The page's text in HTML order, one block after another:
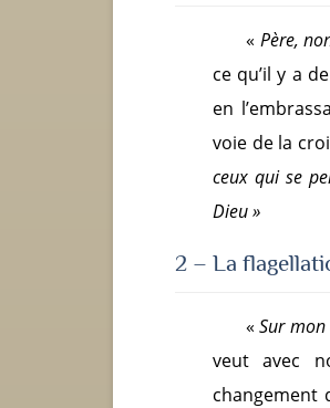
« Père,
ce qu’il y a
en
voie de la
ceux qui se
Dieu »
2 – La
«Sur
veut avec
changement